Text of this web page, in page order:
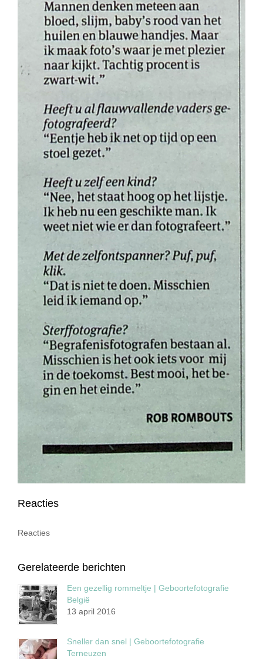
Reacties
Reacties
Gerelateerde berichten
Een gezellig rommeltje | Geboortefotografie
België
13 april 2016
Sneller dan snel | Geboortefotografie
Terneuzen